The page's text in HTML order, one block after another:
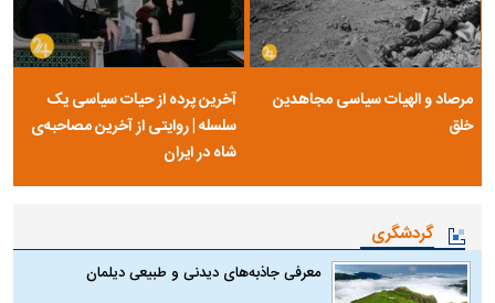
مرصاد و الهیات سیاسی مجاهدین
خلق
آخرین پرده از حیات سیاسی یک
سلسله | روایتی از آخرین مصاحبه‌ی
شاه در ایران
گردشگری
معرفی جاذبه‌های دیدنی و طبیعی دیلمان